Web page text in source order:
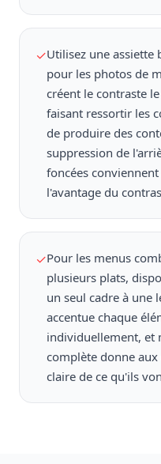
✓Utilisez une assiette
pour les photos de
créent le contraste
faisant ressortir les
de produire des
suppression de
foncées
l'avantage du
✓Pour les menus
plusieurs plats,
un seul cadre à une
accentue chaque
individuellement, et
complète donne
claire de ce qu'ils